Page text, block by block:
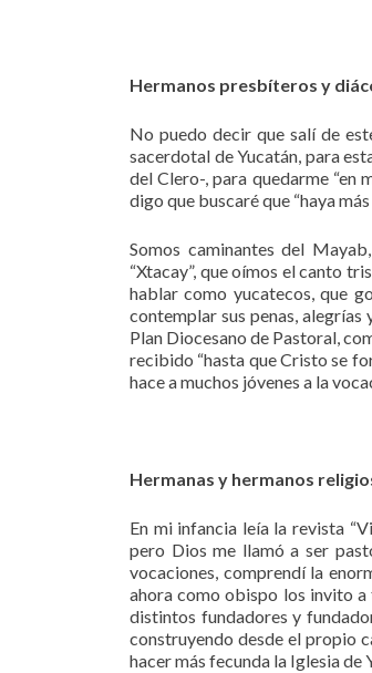
Hermanos presbíteros y
No puedo decir que salí de
sacerdotal de Yucatán, para
del Clero-, para quedarme “en
digo que buscaré que “haya
Somos caminantes del
“Xtacay”, que oímos el canto
hablar como yucatecos, que
contemplar sus penas, alegrías
Plan Diocesano de Pastoral,
recibido “hasta que Cristo se
hace a muchos jóvenes a la
Hermanas y hermanos
En mi infancia leía la revista
pero Dios me llamó a ser
vocaciones, comprendí la
ahora como obispo los invito a
distintos fundadores y
construyendo desde el propio
hacer más fecunda la Iglesia